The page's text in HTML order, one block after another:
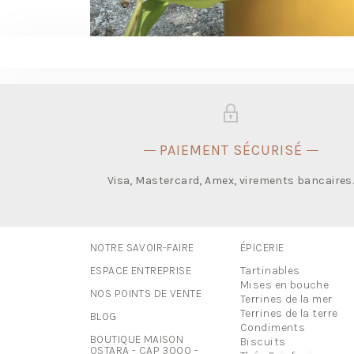
PAIEMENT SÉCURISÉ
Visa, Mastercard, Amex, virements bancaires.
NOTRE SAVOIR-FAIRE
ESPACE ENTREPRISE
NOS POINTS DE VENTE
BLOG
BOUTIQUE MAISON
OSTARA - CAP 3000 -
ÉPICERIE
Tartinables
Mises en bouche
Terrines de la mer
Terrines de la terre
Condiments
Biscuits